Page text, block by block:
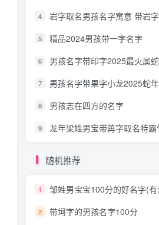
4 岩字取名男孩名字寓意 带岩字最好听的男
5 精品2024男孩带一字名字
6 男孩名字带印字2025最火属蛇
7 男孩名字带果字小龙2025蛇年
8 男孩志在四方的名字
9 龙年梁姓男宝带苒字取名特霸
随机推荐
1 邹姓男宝宝100分的好名字(
2 带坷字的男孩名字100分